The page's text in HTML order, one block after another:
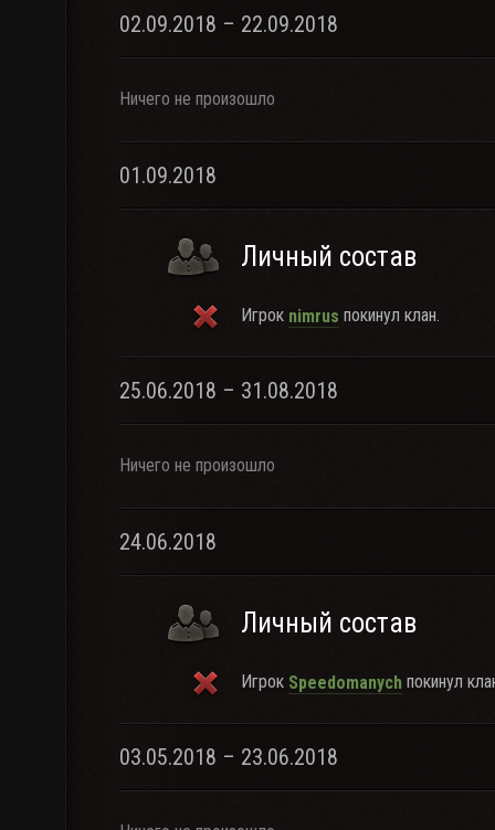
02.09.2018 – 22.09.2018
Ничего не произошло
01.09.2018
Личный состав
Игрок nimrus покинул клан.
25.06.2018 – 31.08.2018
Ничего не произошло
24.06.2018
Личный состав
Игрок Speedomanych покинул
03.05.2018 – 23.06.2018